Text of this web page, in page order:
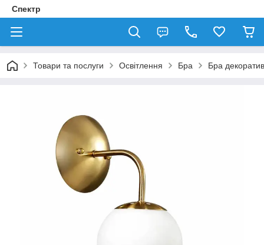
Спектр
Товари та послуги Освітлення Бра Бра